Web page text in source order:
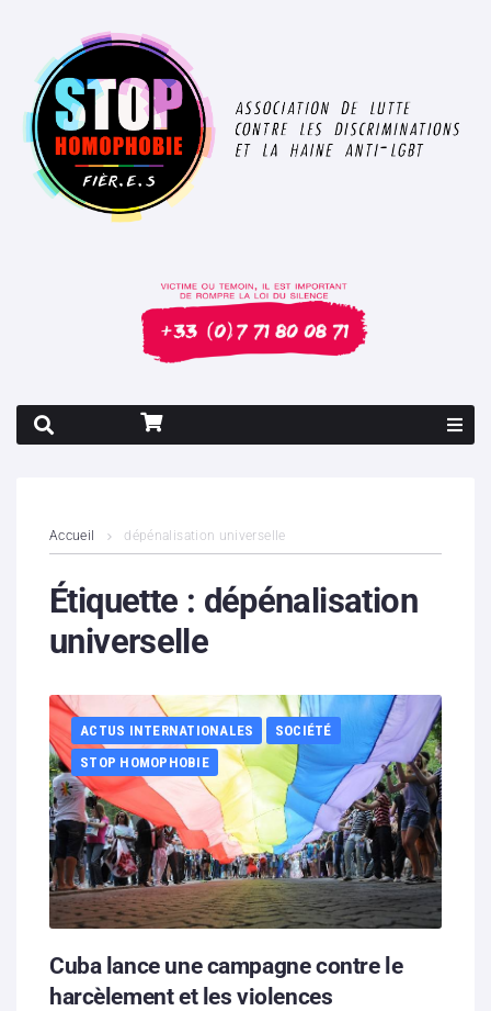
Contenus litigieux
Nous soutenir
Partenaires
Contacts
Hébergement solidaire
Accueil dépénalisation universelle
Étiquette : dépénalisation
universelle
ACTUS INTERNATIONALES
SOCIÉTÉ
STOP HOMOPHOBIE
Cuba lance une campagne contre le
harcèlement et les violences